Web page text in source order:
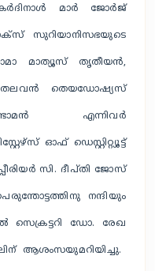
മാർ ജോർജ്
സുറിയാനിസഭയുടെ
മാത്യൂസ് തൃതീയൻ,
തലവൻ തെയഡോഷ്യസ്
എന്നിവർ
ഓഫ് ഡെസ്റ്റിറ്റ്യൂട്ട്
സി. ദീപ്തി ജോസ്
നന്ദിയും
സെക്രട്ടറി ഡോ. രേഖ
ആശംസയുമറിയിച്ചു.